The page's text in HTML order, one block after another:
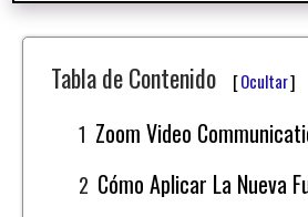
Tabla de Contenido [Ocultar]
Zoom Video
Cómo Aplicar La Nueva